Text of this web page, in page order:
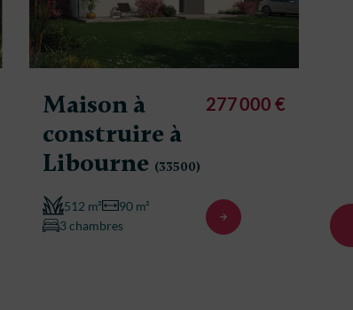
Maison à
construire à
Libourne (33500)
512 m²
90 m²
3 chambres
277 000 €